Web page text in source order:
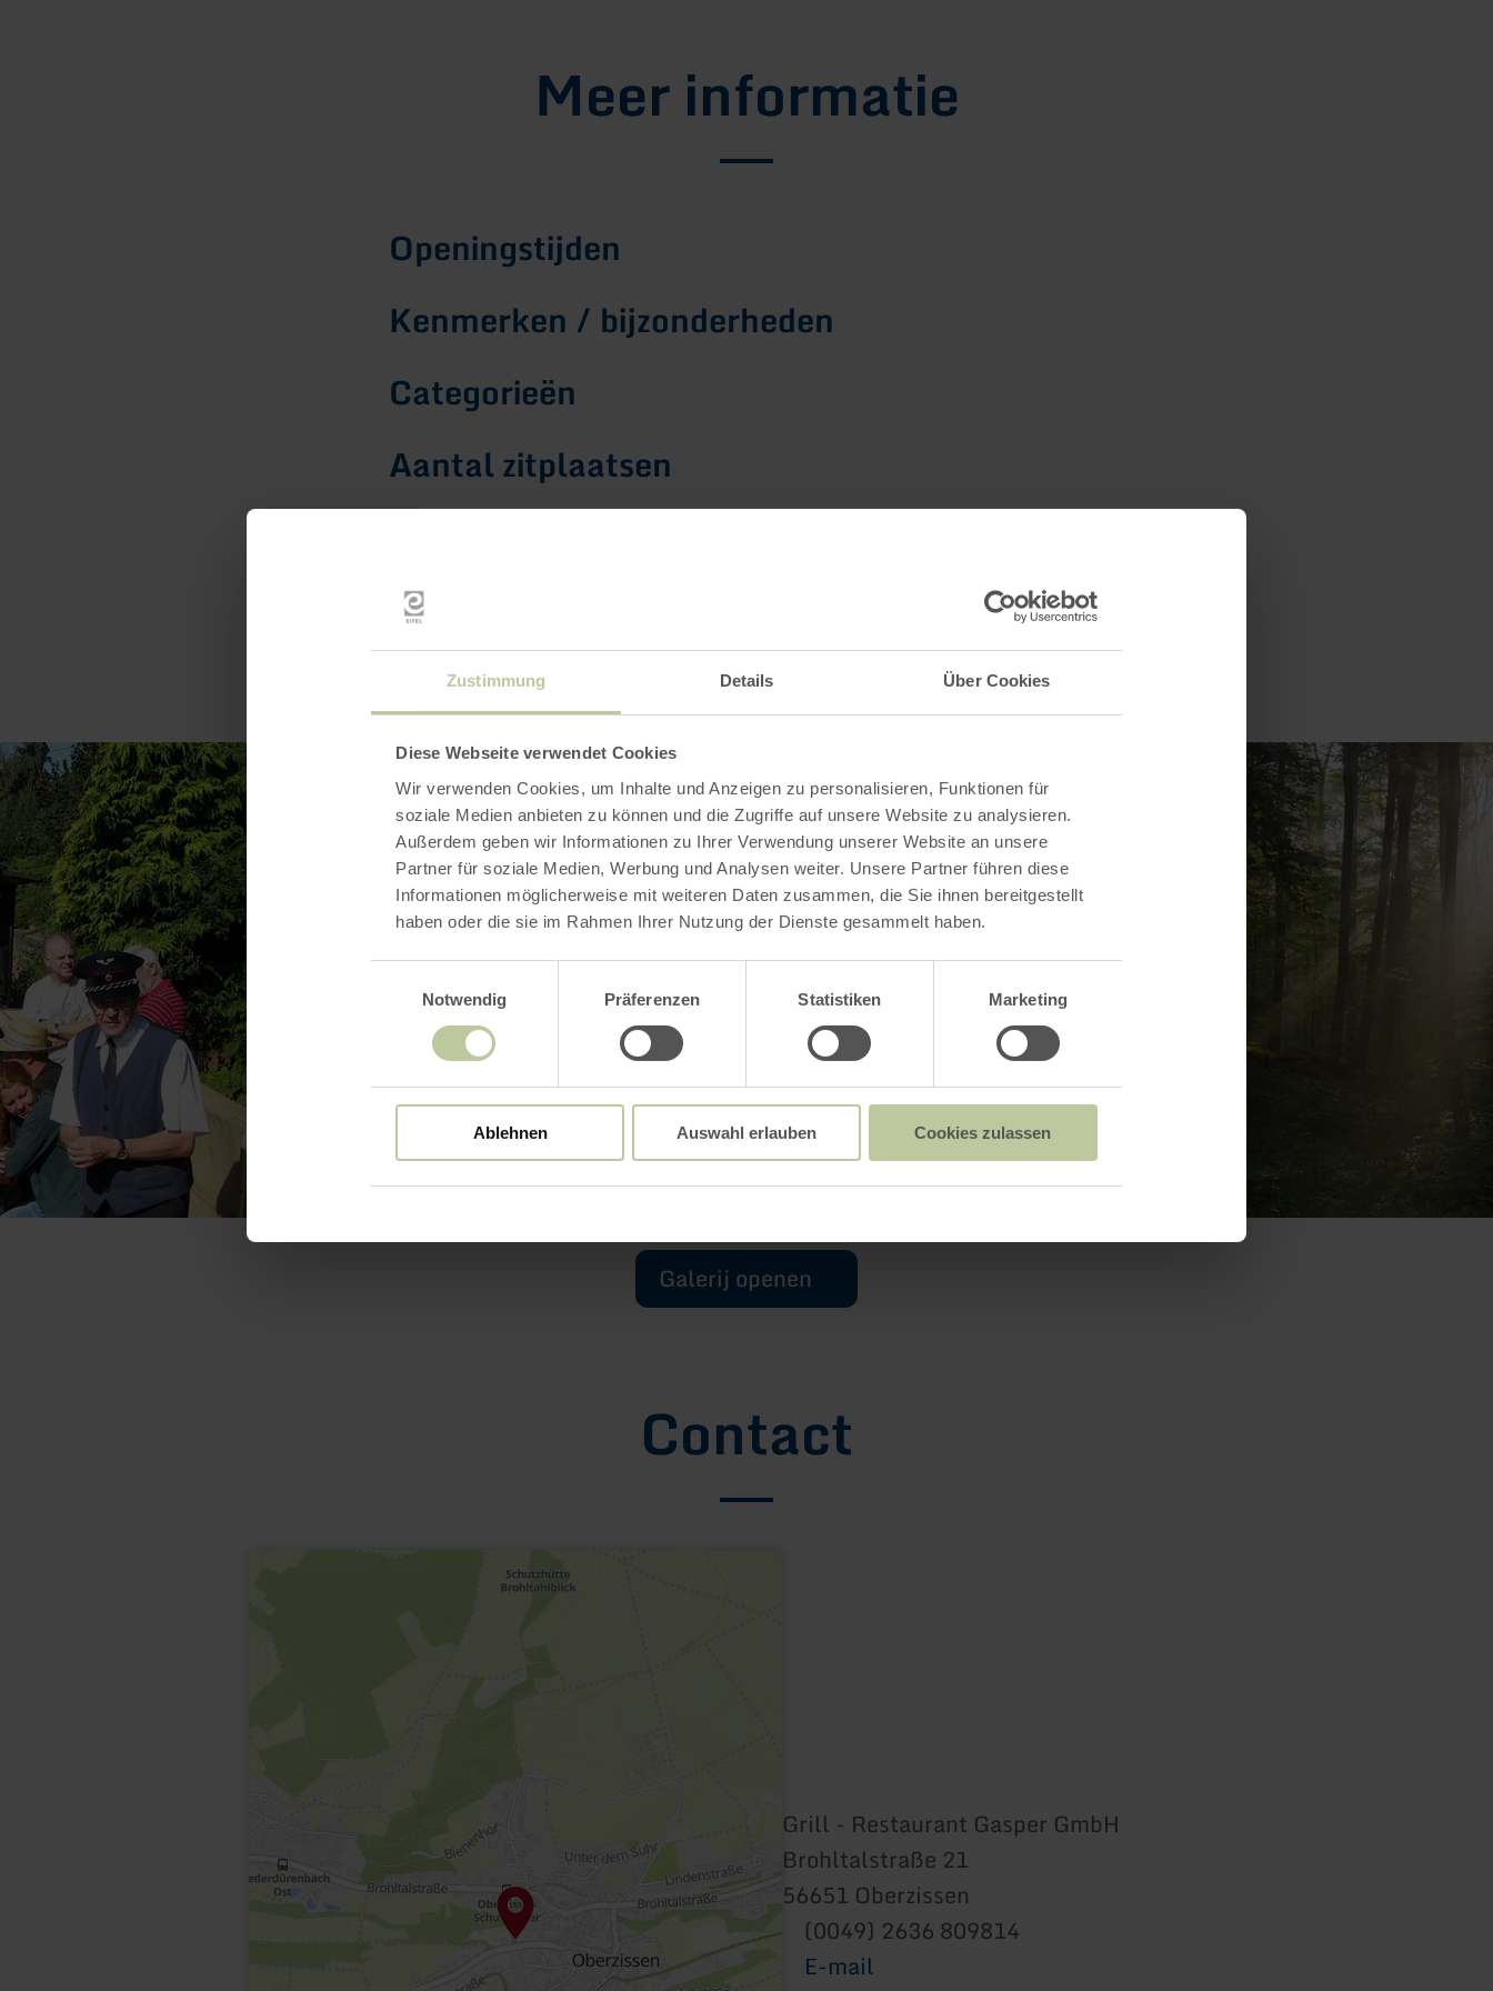
Zustimmung Details Über Cookies
Diese Webseite verwendet Cookies
Wir verwenden Cookies, um Inhalte und Anzeigen zu personalisieren, Funktionen für
soziale Medien anbieten zu können und die Zugriffe auf unsere Website zu analysieren.
Außerdem geben wir Informationen zu Ihrer Verwendung unserer Website an unsere
Partner für soziale Medien, Werbung und Analysen weiter. Unsere Partner führen diese
Informationen möglicherweise mit weiteren Daten zusammen, die Sie ihnen bereitgestellt
haben oder die sie im Rahmen Ihrer Nutzung der Dienste gesammelt haben.
Notwendig
Präferenzen Statistiken Marketing
Ablehnen Auswahl erlauben Cookies zulassen
Meer informatie
Openingstijden
Kenmerken / bijzonderheden
Categorieën
Aantal zitplaatsen
Impressies
Galerij openen
Contact
Grill - Restaurant Gasper GmbH
Brohltalstraße 21
56651 Oberzissen
(0049) 2636 809814
E-mail